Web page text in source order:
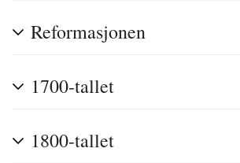
Reformasjonen
1700-tallet
1800-tallet